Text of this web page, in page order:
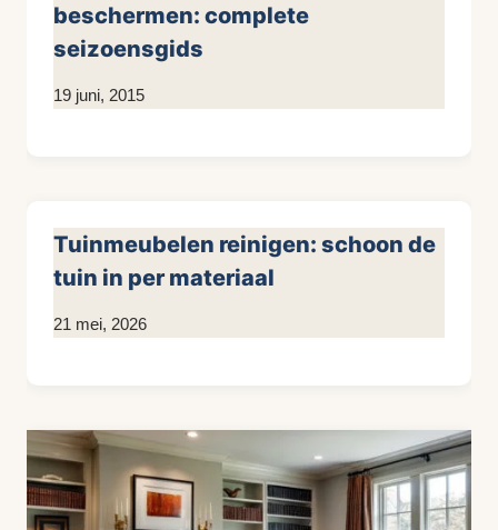
beschermen: complete
seizoensgids
Door
19 juni, 2015
Tuinmeubelen reinigen: schoon de
tuin in per materiaal
Door
21 mei, 2026